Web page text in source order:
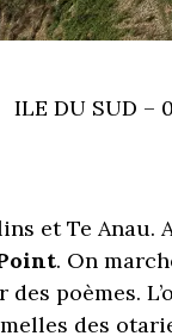
ILE DU SUD –
et Te
. On
poèmes.
des